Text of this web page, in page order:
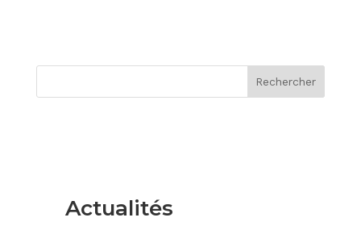
Rechercher
Actualités